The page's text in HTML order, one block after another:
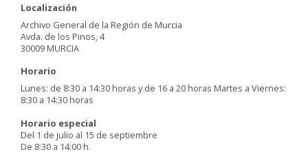
Localización
Archivo General de la Región de Murcia
Avda. de los Pinos, 4
30009 MURCIA
Horario
Lunes: de 8:30 a 14:30 horas y de 16 a 20 horas Martes a Viernes:
8:30 a 14:30 horas
Horario especial
Del 1 de julio al 15 de septiembre
De 8:30 a 14:00 h.